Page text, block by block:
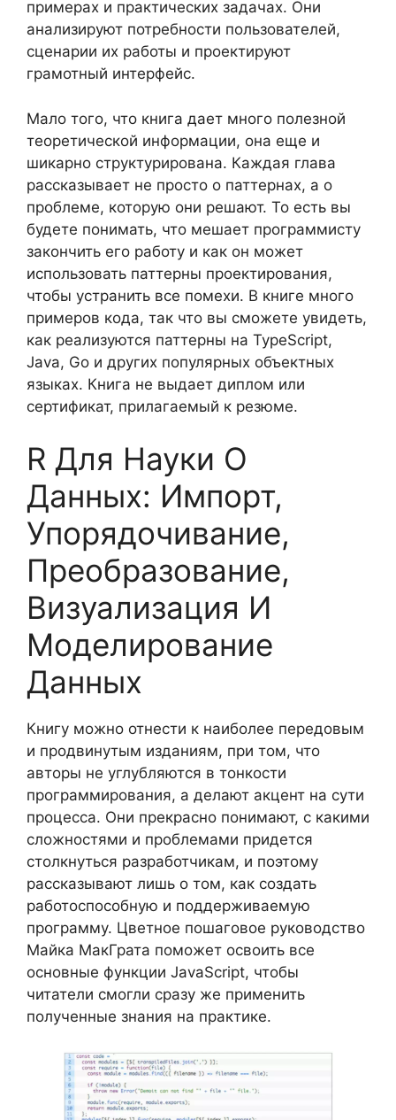
примерах и практических задачах. Они
анализируют потребности пользователей,
сценарии их работы и проектируют
грамотный интерфейс.
Мало того, что книга дает много полезной
теоретической информации, она еще и
шикарно структурирована. Каждая глава
рассказывает не просто о паттернах, а о
проблеме, которую они решают. То есть вы
будете понимать, что мешает программисту
закончить его работу и как он может
использовать паттерны проектирования,
чтобы устранить все помехи. В книге много
примеров кода, так что вы сможете увидеть,
как реализуются паттерны на TypeScript,
Java, Go и других популярных объектных
языках. Книга не выдает диплом или
сертификат, прилагаемый к резюме.
R Для Науки О
Данных: Импорт,
Упорядочивание,
Преобразование,
Визуализация И
Моделирование
Данных
Книгу можно отнести к наиболее передовым
и продвинутым изданиям, при том, что
авторы не углубляются в тонкости
программирования, а делают акцент на сути
процесса. Они прекрасно понимают, с какими
сложностями и проблемами придется
столкнуться разработчикам, и поэтому
рассказывают лишь о том, как создать
работоспособную и поддерживаемую
программу. Цветное пошаговое руководство
Майка МакГрата поможет освоить все
основные функции JavaScript, чтобы
читатели смогли сразу же применить
полученные знания на практике.